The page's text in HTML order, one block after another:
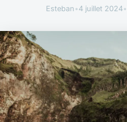
Esteban•4 juillet 2024•